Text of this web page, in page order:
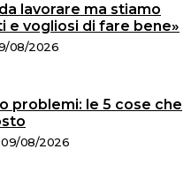
lavorare ma stiamo
e vogliosi di fare bene»
08/2026
problemi: le 5 cose che
09/08/2026